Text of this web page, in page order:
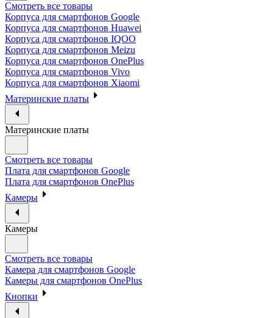
Смотреть все товары
Корпуса для смартфонов Google
Корпуса для смартфонов Huawei
Корпуса для смартфонов IQOO
Корпуса для смартфонов Meizu
Корпуса для смартфонов OnePlus
Корпуса для смартфонов Vivo
Корпуса для смартфонов Xiaomi
Материнские платы
Материнские платы
Смотреть все товары
Плата для смартфонов Google
Плата для смартфонов OnePlus
Камеры
Камеры
Смотреть все товары
Камера для смартфонов Google
Камеры для смартфонов OnePlus
Кнопки